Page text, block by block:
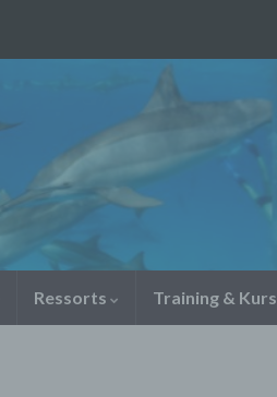
Ressorts Training &